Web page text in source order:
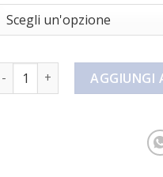
pantaloncini dickies quantità
AGGIUNGI